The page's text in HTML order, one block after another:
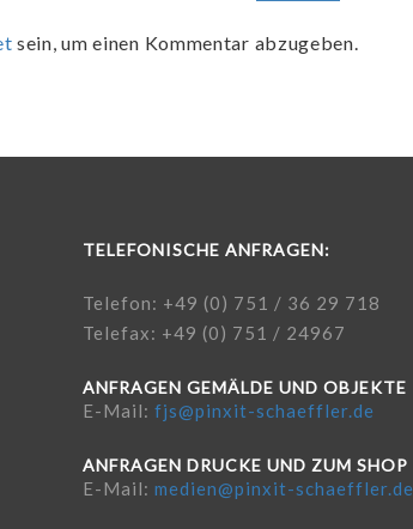
sein, um einen Kommentar abzugeben.
TELEFONISCHE ANFRAGEN:
Telefon: +49 (0) 751 / 36 29 718
Telefax: +49 (0) 751 / 24967
ANFRAGEN GEMÄLDE UND OBJEKTE
E-Mail: fjs@pinxit-schaeffler.de
ANFRAGEN DRUCKE UND ZUM SHOP
E-Mail: medien@pinxit-schaeffler.de